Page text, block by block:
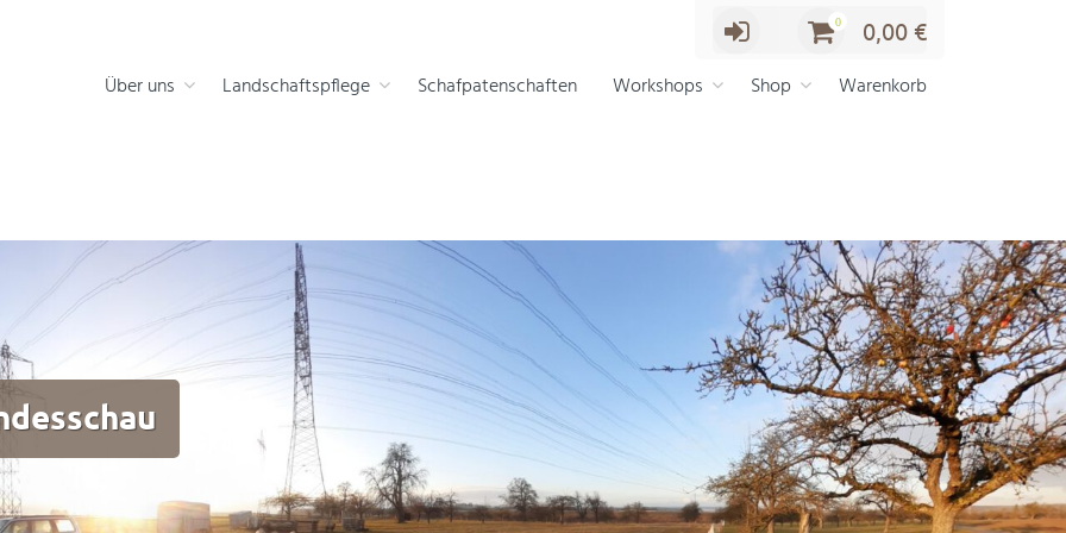
0 0,00 €
Über uns Landschaftspflege Schafpatenschaften Workshops Shop Warenkorb